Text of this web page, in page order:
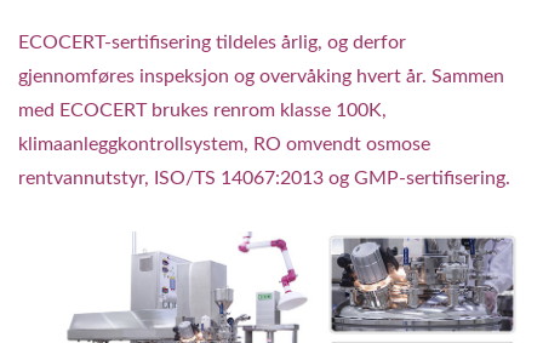
ECOCERT-sertifisering tildeles årlig, og derfor
gjennomføres inspeksjon og overvåking hvert år. Sammen
med ECOCERT brukes renrom klasse 100K,
klimaanleggkontrollsystem, RO omvendt osmose
rentvannutstyr, ISO/TS 14067:2013 og GMP-sertifisering.